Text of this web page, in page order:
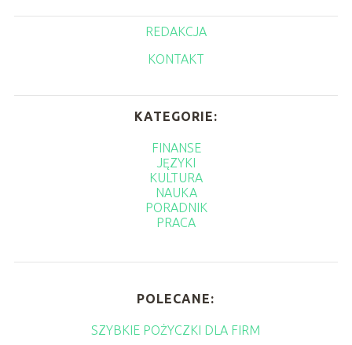
REDAKCJA
KONTAKT
KATEGORIE:
FINANSE
JĘZYKI
KULTURA
NAUKA
PORADNIK
PRACA
POLECANE:
SZYBKIE POŻYCZKI DLA FIRM